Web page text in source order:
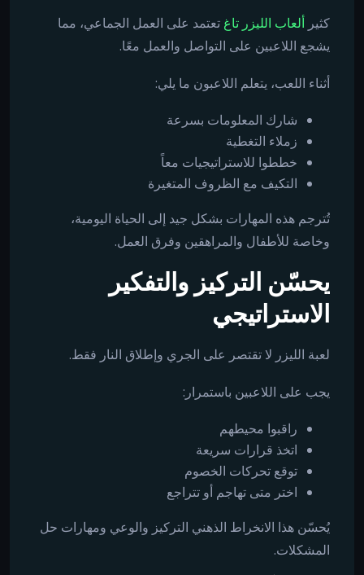
كثير ألعاب الليزر تاغ تعتمد على العمل الجماعي، مما
يشجع اللاعبين على التواصل والعمل معًا.
أثناء اللعب، يتعلم اللاعبون ما يلي:
شارك المعلومات بسرعة
زملاء التغطية
خططوا للاستراتيجيات معاً
التكيف مع الظروف المتغيرة
تُترجم هذه المهارات بشكل جيد إلى الحياة اليومية،
وخاصة للأطفال والمراهقين وفرق العمل.
يحسّن التركيز والتفكير
الاستراتيجي
لعبة الليزر لا تقتصر على الجري وإطلاق النار فقط.
يجب على اللاعبين باستمرار:
راقبوا محيطهم
اتخذ قرارات سريعة
توقع تحركات الخصوم
اختر متى تهاجم أو تتراجع
يُحسّن هذا الانخراط الذهني التركيز والوعي ومهارات حل
المشكلات.